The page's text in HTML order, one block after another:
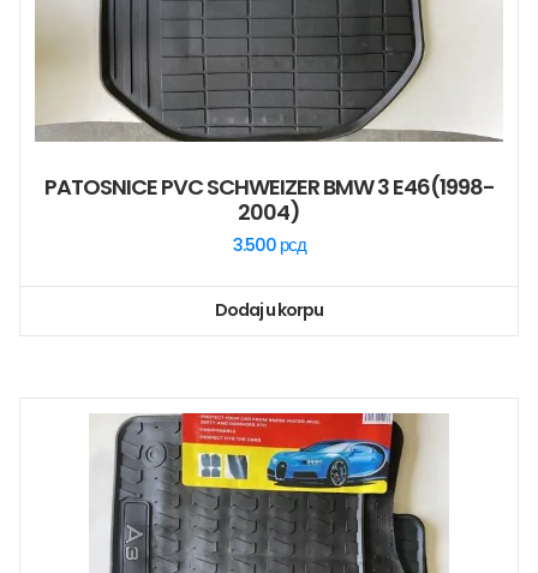
PATOSNICE PVC SCHWEIZER BMW 3 E46(1998-
2004)
3.500 рсд
Dodaj u korpu